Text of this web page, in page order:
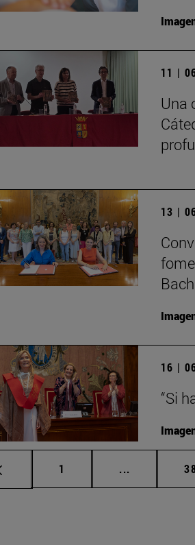
11 |
Una
13 |
16 |
“Si
Página
1 ... Páginas